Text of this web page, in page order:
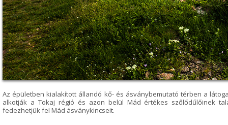
Az épületben kialakított állandó kő- és ásványbemutató térben a
alkotják a Tokaj régió és azon belül Mád értékes szőlődűlőinek
fedezhetjük fel Mád ásványkincseit.